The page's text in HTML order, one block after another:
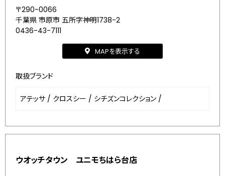
〒290-0066
千葉県 市原市 五所字神明1738-2
0436-43-7111
MAPを表示する
取扱ブランド
アテッサ / クロスシー / シチズンコレクション /
ウオッチタウン ユニモちはら台店